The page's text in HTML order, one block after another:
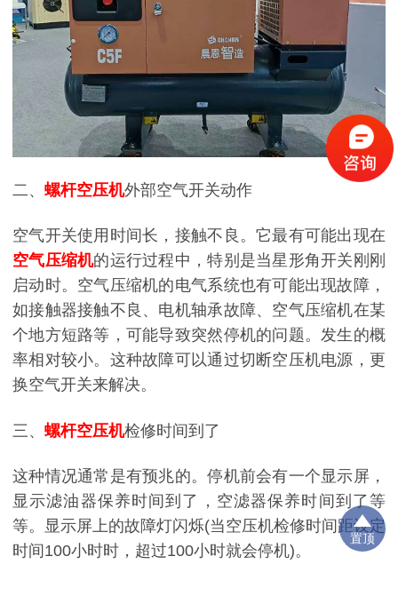
二、 螺杆空压机外部空气开关动作
空气开关使用时间长，接触不良。它最有可能出现在
空气压缩机的运行过程中，特别是当星形角开关刚刚
启动时。空气压缩机的电气系统也有可能出现故障，
如接触器接触不良、电机轴承故障、空气压缩机在某
个地方短路等，可能导致突然停机的问题。发生的概
率相对较小。这种故障可以通过切断空压机电源，更
换空气开关来解决。
三、 螺杆空压机检修时间到了
这种情况通常是有预兆的。停机前会有一个显示屏，
显示滤油器保养时间到了，空滤器保养时间到了等
等。显示屏上的故障灯闪烁(当空压机检修时间距设定
时间100小时时，超过100小时就会停机)。
置顶